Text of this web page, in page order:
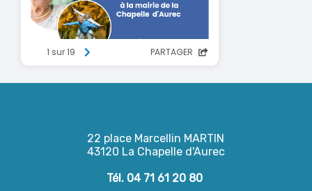
22 place Marcellin MARTIN
43120 La Chapelle d'Aurec
Tél. 04 71 61 20 80